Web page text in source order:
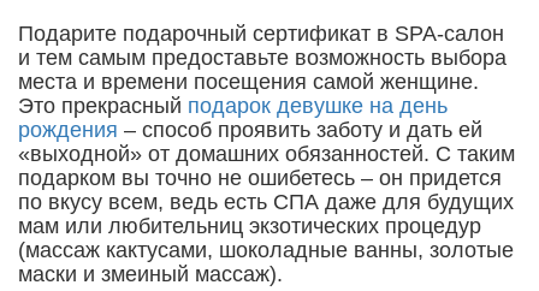
Подарите подарочный сертификат в SPA-салон
и тем самым предоставьте возможность выбора
места и времени посещения самой женщине.
Это прекрасный подарок девушке на день
рождения – способ проявить заботу и дать ей
«выходной» от домашних обязанностей. С таким
подарком вы точно не ошибетесь – он придется
по вкусу всем, ведь есть СПА даже для будущих
мам или любительниц экзотических процедур
(массаж кактусами, шоколадные ванны, золотые
маски и змеиный массаж).